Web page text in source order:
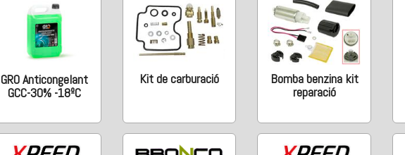
GRO Anticongelant
GCC-30% -18ºC
Kit de carburació
Bomba benzina kit
reparació